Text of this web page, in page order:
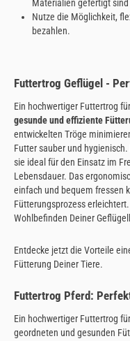
Materialien gefertigt
Nutze die Möglichkeit,
bezahlen.
Futtertrog Geflügel -
Ein hochwertiger Futtertrog
gesunde und effiziente
entwickelten Tröge
Futter sauber und hygienisch.
sie ideal für den Einsatz im
Lebensdauer. Das
einfach und bequem fressen
Fütterungsprozess
Wohlbefinden Deiner
Entdecke jetzt die Vorteile
Fütterung Deiner Tiere.
Futtertrog Pferd:
Ein hochwertiger Futtertrog
geordneten und gesunden